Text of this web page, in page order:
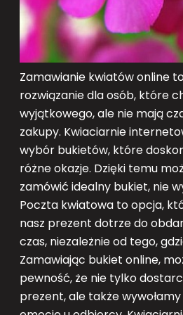
Zamawianie kwiatów online
rozwiązanie dla osób, które
wyjątkowego, ale nie mają
zakupy. Kwiaciarnie
wybór bukietów, które
różne okazje. Dzięki temu
zamówić idealny bukiet, nie
Poczta kwiatowa to opcja,
nasz prezent dotrze do
czas, niezależnie od tego,
Zamawiając bukiet online,
pewność, że nie tylko
prezent, ale także